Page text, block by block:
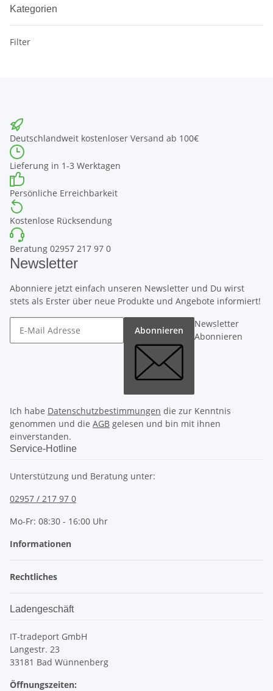
Kategorien
Filter
Deutschlandweit kostenloser Versand ab 100€
Lieferung in 1-3 Werktagen
Persönliche Erreichbarkeit
Kostenlose Rücksendung
Beratung 02957 217 97 0
Newsletter
Abonniere jetzt einfach unseren Newsletter und Du wirst
stets als Erster über neue Produkte und Angebote informiert!
Abonnieren
Newsletter
Abonnieren
Ich habe Datenschutzbestimmungen die zur Kenntnis
genommen und die AGB gelesen und bin mit ihnen
einverstanden.
Service-Hotline
Unterstützung und Beratung unter:
02957 / 217 97 0
Mo-Fr: 08:30 - 16:00 Uhr
Informationen
Rechtliches
Ladengeschäft
IT-tradeport GmbH
Langestr. 23
33181 Bad Wünnenberg
Öffnungszeiten: